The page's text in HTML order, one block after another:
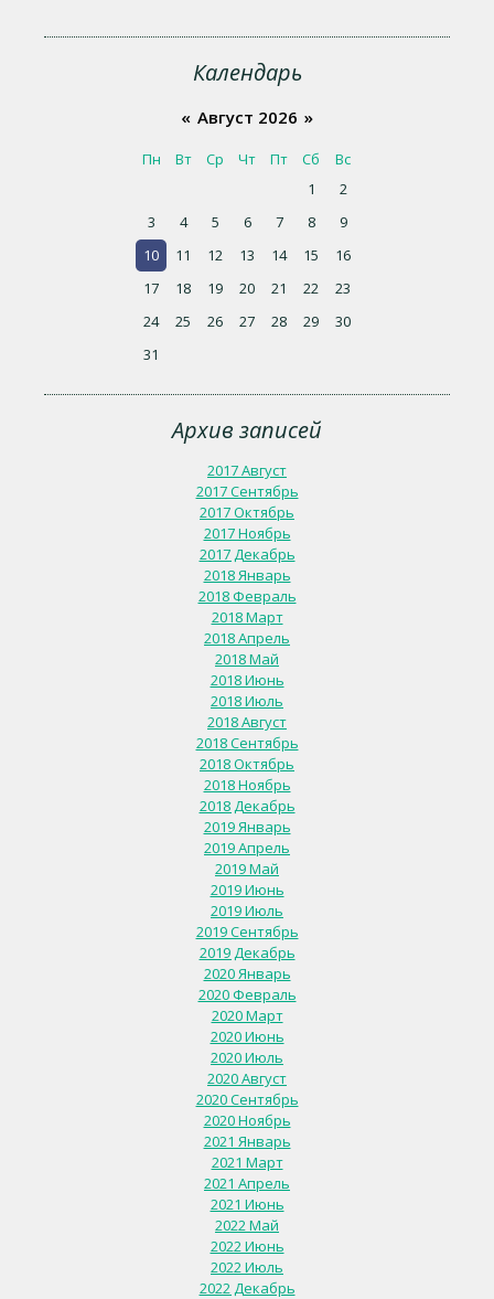
Календарь
« Август 2026 »
Пн Вт Ср Чт Пт Сб
Вс
1
2
3
4 5 6 7 8
9
10
11 12 13 14 15
16
17
18 19 20 21 22
23
24
25 26 27 28 29
30
31
Архив записей
2017 Август
2017 Сентябрь
2017 Октябрь
2017 Ноябрь
2017 Декабрь
2018 Январь
2018 Февраль
2018 Март
2018 Апрель
2018 Май
2018 Июнь
2018 Июль
2018 Август
2018 Сентябрь
2018 Октябрь
2018 Ноябрь
2018 Декабрь
2019 Январь
2019 Апрель
2019 Май
2019 Июнь
2019 Июль
2019 Сентябрь
2019 Декабрь
2020 Январь
2020 Февраль
2020 Март
2020 Июнь
2020 Июль
2020 Август
2020 Сентябрь
2020 Ноябрь
2021 Январь
2021 Март
2021 Апрель
2021 Июнь
2022 Май
2022 Июнь
2022 Июль
2022 Декабрь